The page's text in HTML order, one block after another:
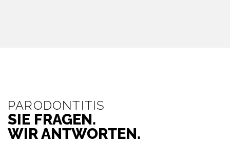
PARODONTITIS
SIE FRAGEN.
WIR ANTWORTEN.